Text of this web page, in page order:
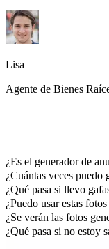
Lisa
Agente de Bienes
¿Es el generador de
¿Cuántas veces puedo
¿Qué pasa si llevo
¿Puedo usar estas
¿Se verán las fotos
¿Qué pasa si no estoy